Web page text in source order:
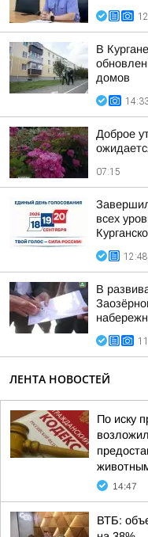
В
домов
Доброе
07:15
всех
12:48
В
ЛЕНТА НОВОСТЕЙ
По иску
14:47
ВТБ: